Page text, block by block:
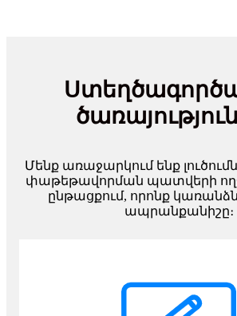
Մենք առաջարկում ենք
փաթեթավորման պատվերի ողջ
ընթացքում, որոնք
ապրանքանիշը։